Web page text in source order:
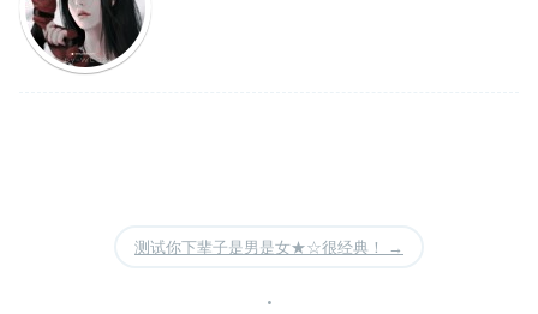
测试你下辈子是男是女★☆很经典！ →
•